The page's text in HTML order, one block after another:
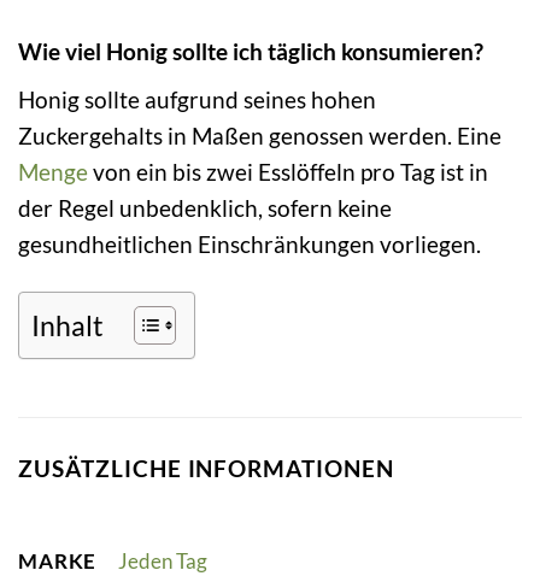
Wie viel Honig sollte ich täglich konsumieren?
Honig sollte aufgrund seines hohen
Zuckergehalts in Maßen genossen werden. Eine
Mengevon ein bis zwei Esslöffeln pro Tag ist in
der Regel unbedenklich, sofern keine
gesundheitlichen Einschränkungen vorliegen.
Inhalt
ZUSÄTZLICHE INFORMATIONEN
MARKE Jeden Tag